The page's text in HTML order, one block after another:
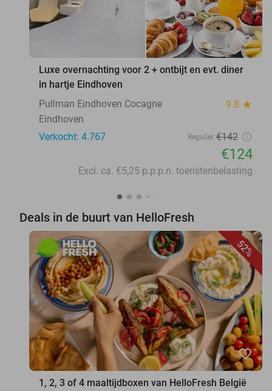
favorite_border
Luxe overnachting voor 2 + ontbijt en evt. diner
in hartje Eindhoven
Pullman Eindhoven Cocagne
9.8 star
Eindhoven
Verkocht: 4.767
Regulier €142
€124
Excl. ca. €5,25 p.p.p.n. toeristenbelasting
Deals in de buurt van HelloFresh
52%
favorite_border
1, 2, 3 of 4 maaltijdboxen van HelloFresh België